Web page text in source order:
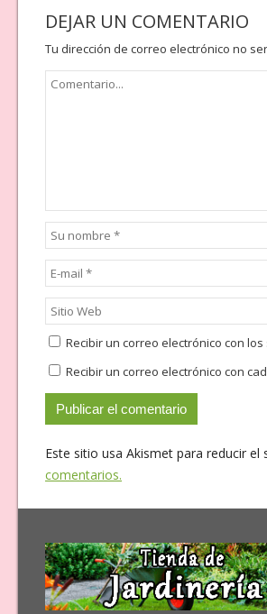
DEJAR UN COMENTARIO
Tu dirección de correo electrónico no
Recibir un correo electrónico con
Recibir un correo electrónico con
Este sitio usa Akismet para reducir el
comentarios.